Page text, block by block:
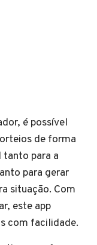
é possível
de forma
tanto para a
para gerar
situação. Com
este app
com facilidade.